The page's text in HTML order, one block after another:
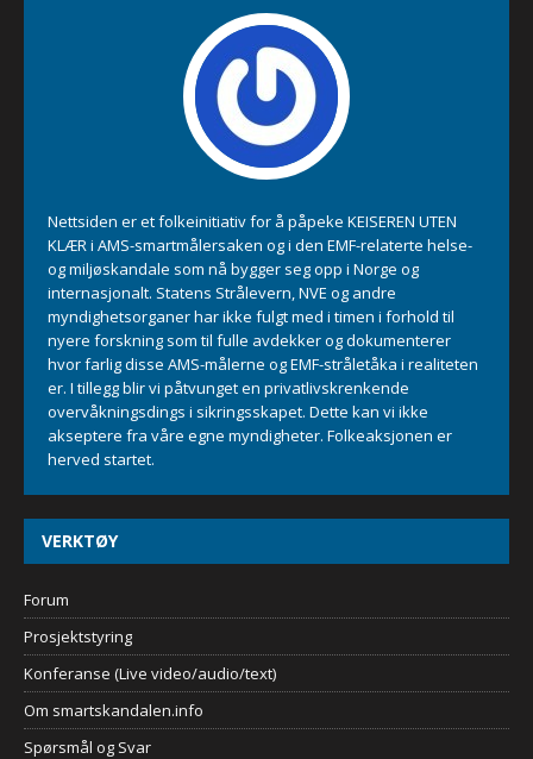
Nettsiden er et folkeinitiativ for å påpeke KEISEREN UTEN
KLÆR i AMS-smartmålersaken og i den EMF-relaterte helse-
og miljøskandale som nå bygger seg opp i Norge og
internasjonalt. Statens Strålevern, NVE og andre
myndighetsorganer har ikke fulgt med i timen i forhold til
nyere forskning som til fulle avdekker og dokumenterer
hvor farlig disse AMS-målerne og EMF-stråletåka i realiteten
er. I tillegg blir vi påtvunget en privatlivskrenkende
overvåkningsdings i sikringsskapet. Dette kan vi ikke
akseptere fra våre egne myndigheter. Folkeaksjonen er
herved startet.
VERKTØY
Forum
Prosjektstyring
Konferanse (Live video/audio/text)
Om smartskandalen.info
Spørsmål og Svar